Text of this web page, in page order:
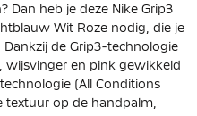
Dan heb je deze Nike Grip3
Wit Roze nodig, die je
de Grip3-technologie
en pink gewikkeld
(All Conditions
textuur op de handpalm,